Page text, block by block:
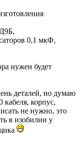
0,1 мкФ,
нужен будет
деталей, но думаю
корпус,
не нужно, это
в изобилии у